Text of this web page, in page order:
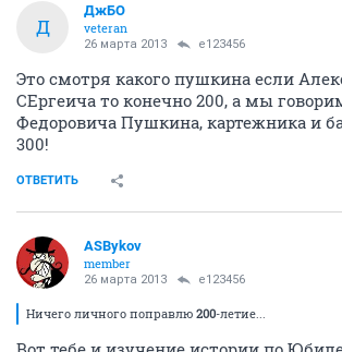
Д
ДжБО
veteran
26 марта 2013 e123456
Это смотря какого пушкина если
СЕргеича то конечно 200, а мы
Федоровича Пушкина, картежника и
300!
ОТВЕТИТЬ
ASBykov
member
26 марта 2013 e123456
Ничего личного поправлю 200-летие...